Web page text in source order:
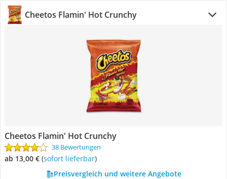
Cheetos Flamin' Hot Crunchy
Cheetos Flamin' Hot Crunchy
38 Bewertungen
ab 13,00 € ( Sofort lieferbar)
Preisvergleich und weitere Angebote